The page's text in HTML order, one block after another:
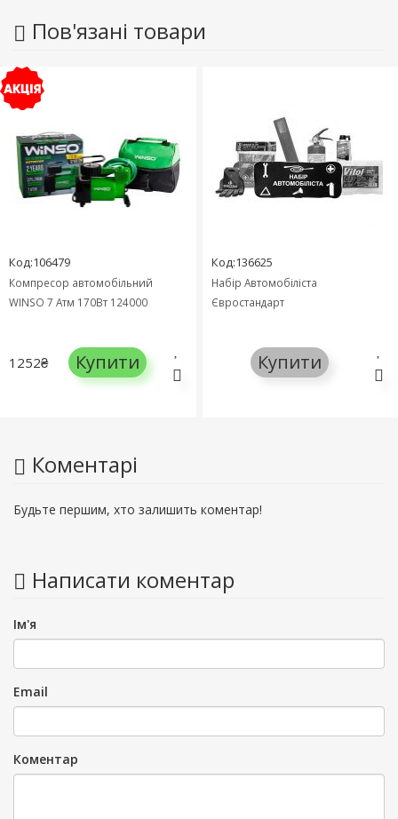
Пов'язані товари
Код:106479
Компресор автомобільний
WINSO 7 Атм 170Вт 124000
1252₴ Купити
Код:136625
Набір Автомобіліста
Євростандарт
Купити
Коментарі
Будьте першим, хто залишить коментар!
Написати коментар
Ім'я
Email
Коментар